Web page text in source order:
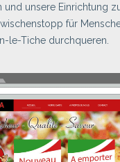
und unsere Einrichtung
für
le-Tiche durchqueren.